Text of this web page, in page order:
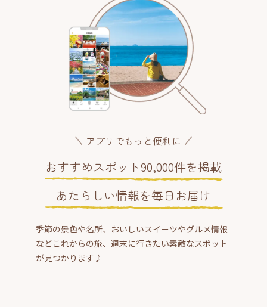
アプリでもっと便利に
おすすめスポット90,000件を掲載
あたらしい情報を毎日お届け
季節の景色や名所、おいしいスイーツやグルメ情報
などこれからの旅、週末に行きたい素敵なスポット
が見つかります♪